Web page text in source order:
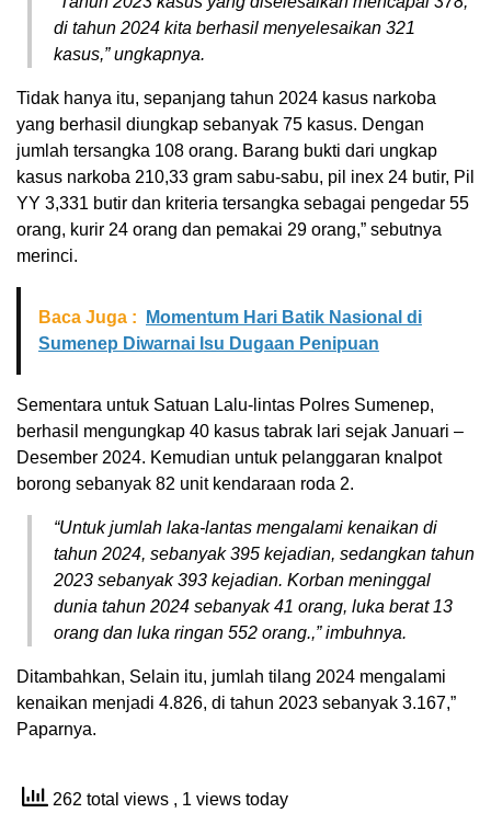
di tahun 2024 kita berhasil menyelesaikan 321
kasus,” ungkapnya.
Tidak hanya itu, sepanjang tahun 2024 kasus narkoba
yang berhasil diungkap sebanyak 75 kasus. Dengan
jumlah tersangka 108 orang. Barang bukti dari ungkap
kasus narkoba 210,33 gram sabu-sabu, pil inex 24 butir, Pil
YY 3,331 butir dan kriteria tersangka sebagai pengedar 55
orang, kurir 24 orang dan pemakai 29 orang,” sebutnya
merinci.
Baca Juga :
Momentum Hari Batik Nasional di
Sumenep Diwarnai Isu Dugaan Penipuan
Sementara untuk Satuan Lalu-lintas Polres Sumenep,
berhasil mengungkap 40 kasus tabrak lari sejak Januari –
Desember 2024. Kemudian untuk pelanggaran knalpot
borong sebanyak 82 unit kendaraan roda 2.
“Untuk jumlah laka-lantas mengalami kenaikan di
tahun 2024, sebanyak 395 kejadian, sedangkan tahun
2023 sebanyak 393 kejadian. Korban meninggal
dunia tahun 2024 sebanyak 41 orang, luka berat 13
orang dan luka ringan 552 orang.,” imbuhnya.
Ditambahkan, Selain itu, jumlah tilang 2024 mengalami
kenaikan menjadi 4.826, di tahun 2023 sebanyak 3.167,”
Paparnya.
262 total views , 1 views today